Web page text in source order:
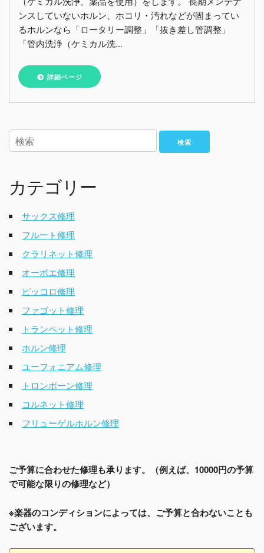
ンスしていないホルン、ホコリ・汚れなどが固まってい
るホルンなら「ロータリー調整」「抜き差し管調整」
「管内洗浄（ケミカル洗...
詳細ページ
検索
カテゴリー
サックス修理
フルート修理
クラリネット修理
オーボエ修理
ピッコロ修理
ファゴット修理
トランペット修理
ホルン修理
ユーフォニアム修理
トロンボーン修理
コルネット修理
フリューゲルホルン修理
ご予算に合わせた修理も承ります。（例えば、10000円の予算
で可能な限りの修理など）
※楽器のコンディションによっては、ご予算と合わないことも
ございます。